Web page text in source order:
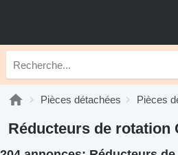
Pièces détachées Pièces
Réducteurs de rotation